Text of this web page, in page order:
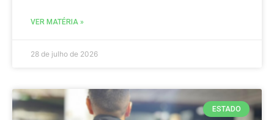
VER MATÉRIA »
28 de julho de 2026
ESTADO